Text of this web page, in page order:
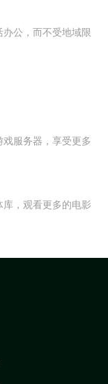
公，而不受地域限
服务器，享受更多
，观看更多的电影